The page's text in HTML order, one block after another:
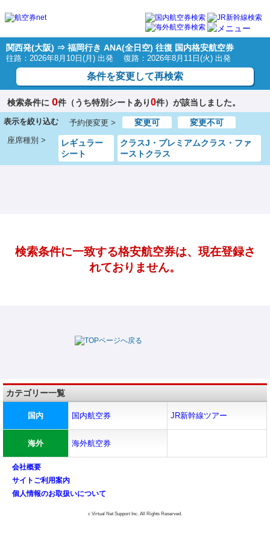
関西発(大阪) ⇒ 福岡行き ANA(全日空) 往復 国内格安航空券
往路：2026年8月10日(月) 出発 復路：2026年8月11日(火) 出発
条件を変更して再検索
検索条件に 0件（うち特別シートあり0件）が該当しました。
表示を絞り込む 予約便変更 > 変更可 変更不可
座席種別 >
レギュラー
シート
クラスJ・プレミアムクラス・ファ
ーストクラス
検索条件に一致する格安航空券は、現在登録さ
れておりません。
カテゴリー一覧
国内 国内航空券 JR新幹線ツアー
海外 海外航空券
会社概要
サイトご利用案内
個人情報のお取扱いについて
c Virtual Net Support Inc. All Rights Reserved.